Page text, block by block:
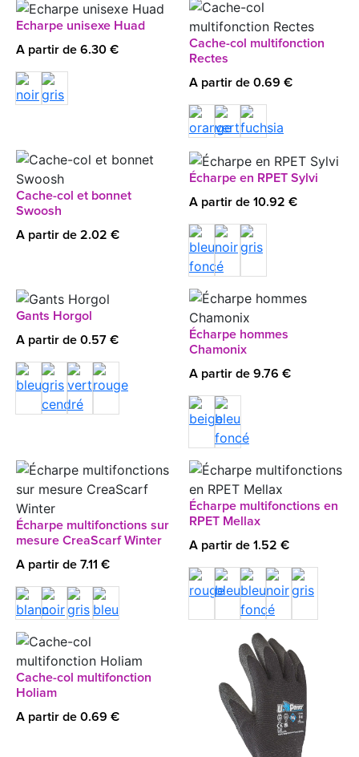
Echarpe unisexe Huad
A partir de 6.30 €
Cache-col multifonction
Rectes
A partir de 0.69 €
Cache-col et bonnet
Swoosh
A partir de 2.02 €
Écharpe en RPET Sylvi
A partir de 10.92 €
Gants Horgol
A partir de 0.57 €
Écharpe hommes
Chamonix
A partir de 9.76 €
Écharpe multifonctions sur
mesure CreaScarf Winter
A partir de 7.11 €
Écharpe multifonctions en
RPET Mellax
A partir de 1.52 €
Cache-col multifonction
Holiam
A partir de 0.69 €